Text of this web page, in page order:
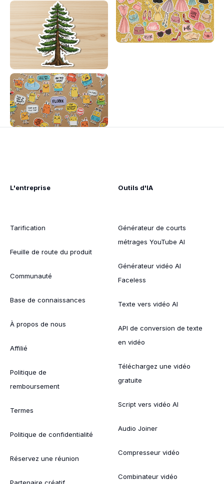
L'entreprise
Tarification
Feuille de route du produit
Communauté
Base de connaissances
À propos de nous
Affilié
Politique de
remboursement
Termes
Politique de confidentialité
Réservez une réunion
Outils d'IA
Générateur de courts
métrages YouTube AI
Générateur vidéo AI
Faceless
Texte vers vidéo AI
API de conversion de texte
en vidéo
Téléchargez une vidéo
gratuite
Script vers vidéo AI
Audio Joiner
Compresseur vidéo
Combinateur vidéo